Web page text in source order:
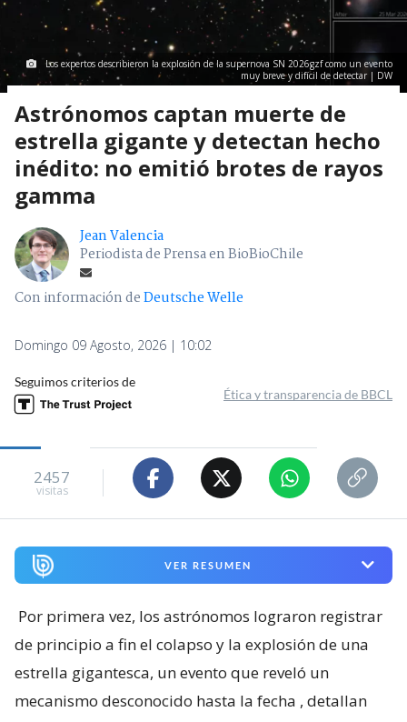
Los expertos describieron la explosión de la supernova SN 2026gzf como un evento
muy breve y difícil de detectar | DW
Astrónomos captan muerte de
estrella gigante y detectan hecho
inédito: no emitió brotes de rayos
gamma
Jean Valencia
Periodista de Prensa en BioBioChile
Con información deDeutsche Welle
Domingo 09 Agosto, 2026 | 10:02
Seguimos criterios de
Ética y transparencia de BBCL
2457
visitas
VER RESUMEN
Por primera vez, los astrónomos lograron registrar
de principio a fin el colapso y la explosión de una
estrella gigantesca, un evento que reveló un
mecanismo desconocido hasta la fecha , detallan